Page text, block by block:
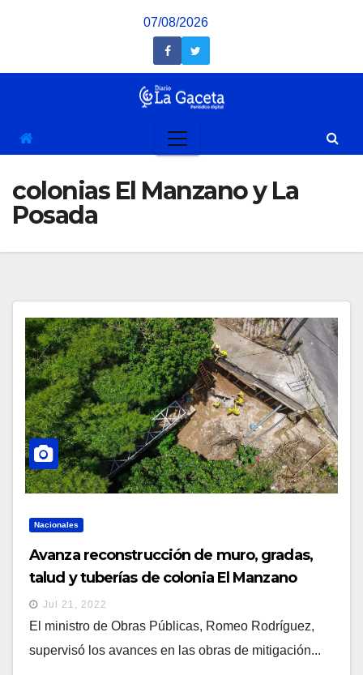
07/08/2026
colonias El Manzano y La
Posada
Nacionales
Avanza reconstrucción de muro, gradas,
talud y tuberías de colonia El Manzano
Jul 21, 2022
El ministro de Obras Públicas, Romeo Rodríguez,
supervisó los avances en las obras de mitigación...